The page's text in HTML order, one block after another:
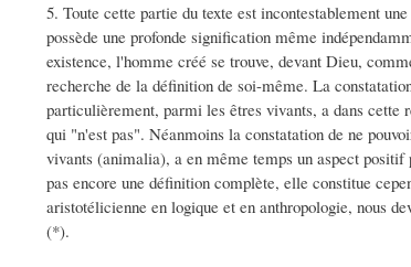
5. Toute cette partie du texte est incontestablement
possède une profonde signification même
existence, l'homme créé se trouve, devant Dieu,
recherche de la définition de soi-même. La
particulièrement, parmi les êtres vivants, a dans cette
qui "n'est pas". Néanmoins la constatation de ne
vivants (animalia), a en même temps un aspect
pas encore une définition complète, elle constitue
aristotélicienne en logique et en anthropologie, nous
(*).